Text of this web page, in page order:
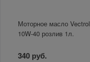
Моторное масло Vectrol
10W-40 розлив 1л.
340 руб.